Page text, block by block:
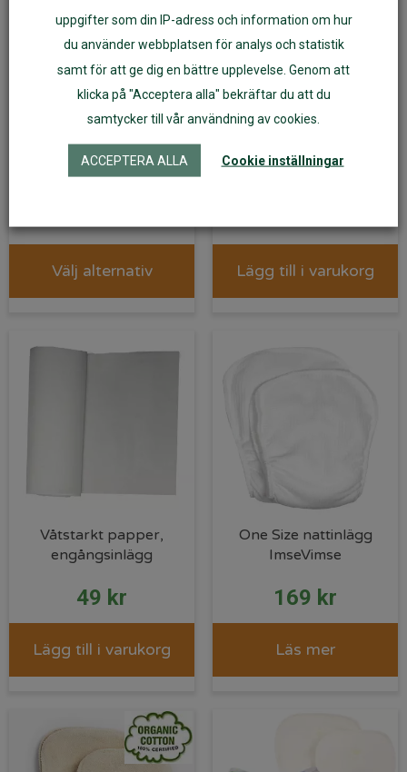
Blöjbyxa PUL-skal
ImseVimse Vit
Välj alternativ
Blöjhink/Tvätthink, vit
Lägg till i varukorg
Våtstarkt papper,
engångsinlägg
49 kr
Lägg till i varukorg
One Size nattinlägg
ImseVimse
169 kr
Läs mer
uppgifter som din IP-adress och information om hur
du använder webbplatsen för analys och statistik
samt för att ge dig en bättre upplevelse. Genom att
klicka på "Acceptera alla" bekräftar du att du
samtycker till vår användning av cookies.
ACCEPTERA ALLA Cookie inställningar